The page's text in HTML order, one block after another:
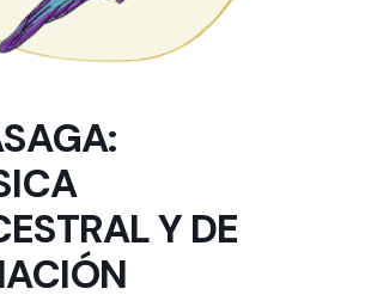
Y DE